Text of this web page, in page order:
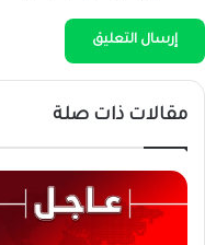
مقالات ذات صلة